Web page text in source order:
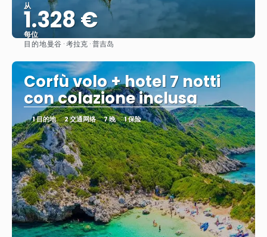
从
1.328 €
每位
目的地曼谷 · 考拉克 · 普吉岛
Corfù volo + hotel 7 notti
con colazione inclusa
1 目的地 2 交通网络 7 晚 1 保险